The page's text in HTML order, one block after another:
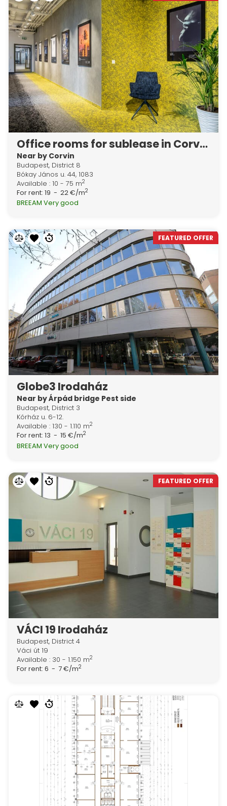
Office rooms for sublease in Corvin Techology & Science Park
Near by Corvin
Budapest, District 8
Bókay János u. 44, 1083
Available : 10 - 75 m2
For rent: 19 - 22 €/m2
BREEAM Very good
FEATURED OFFER
Globe3 Irodaház
Near by Árpád bridge Pest side
Budapest, District 3
Kórház u. 6-12.
Available : 130 - 1.110 m2
For rent: 13 - 15 €/m2
BREEAM Very good
FEATURED OFFER
VÁCI 19 Irodaház
Budapest, District 4
Váci út 19
Available : 30 - 1.150 m2
For rent: 6 - 7 €/m2